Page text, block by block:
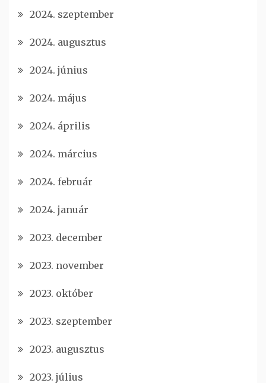
2024. szeptember
2024. augusztus
2024. június
2024. május
2024. április
2024. március
2024. február
2024. január
2023. december
2023. november
2023. október
2023. szeptember
2023. augusztus
2023. július